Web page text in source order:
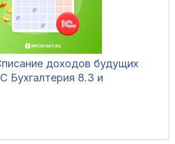
доходов будущих
Бухгалтерия 8.3 и